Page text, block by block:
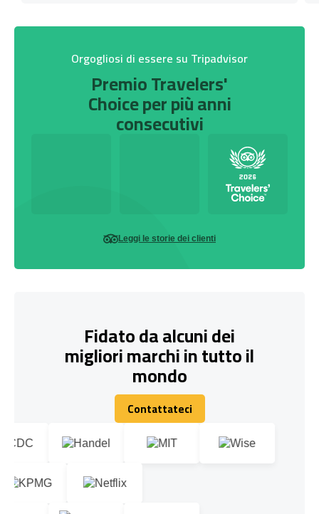
Orgogliosi di essere su Tripadvisor
Premio Travelers'
Choice per più anni
consecutivi
Leggi le storie dei clienti
Fidato da alcuni dei
migliori marchi in tutto il
mondo
Contattateci
Contattateci